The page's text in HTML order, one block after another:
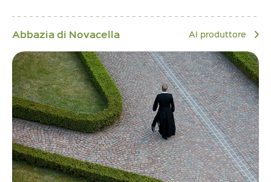
Abbazia di Novacella Al produttore